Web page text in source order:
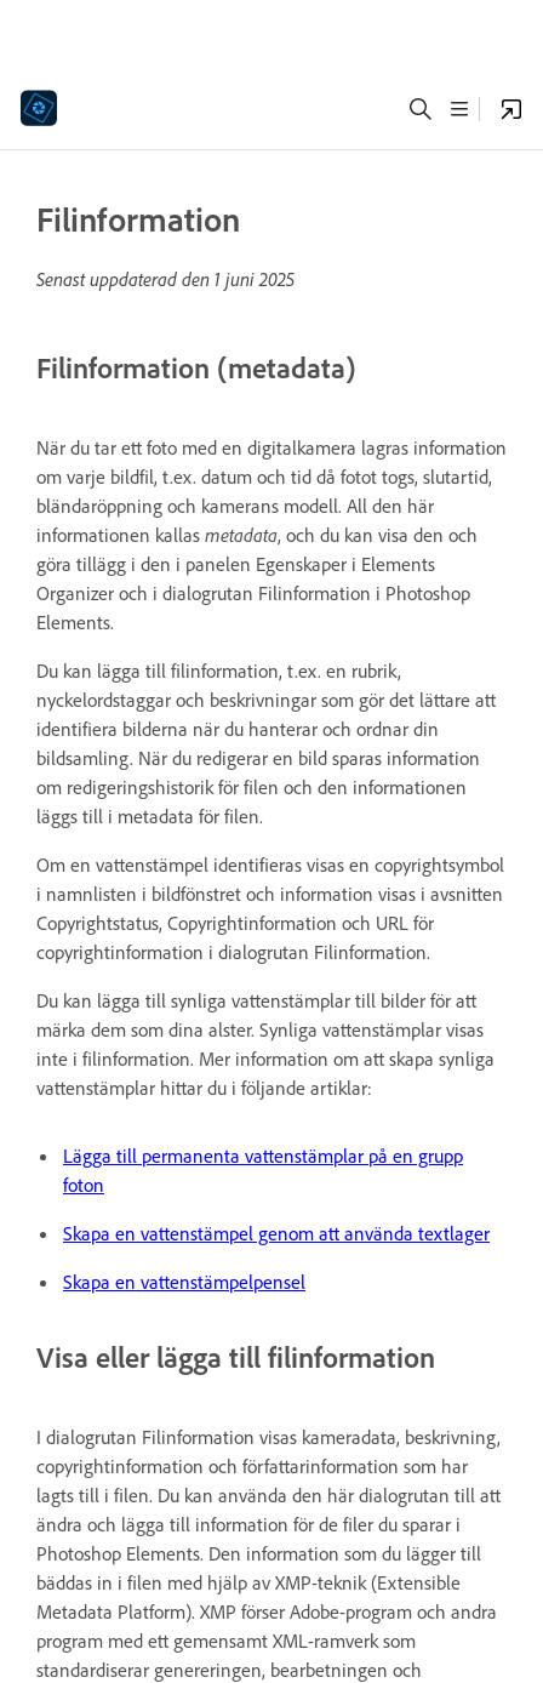
Filinformation
Senast uppdaterad den 1 juni 2025
Filinformation (metadata)
När du tar ett foto med en digitalkamera lagras information
om varje bildfil, t.ex. datum och tid då fotot togs, slutartid,
bländaröppning och kamerans modell. All den här
informationen kallas metadata, och du kan visa den och
göra tillägg i den i panelen Egenskaper i Elements
Organizer och i dialogrutan Filinformation i Photoshop
Elements.
Du kan lägga till filinformation, t.ex. en rubrik,
nyckelordstaggar och beskrivningar som gör det lättare att
identifiera bilderna när du hanterar och ordnar din
bildsamling. När du redigerar en bild sparas information
om redigeringshistorik för filen och den informationen
läggs till i metadata för filen.
Om en vattenstämpel identifieras visas en copyrightsymbol
i namnlisten i bildfönstret och information visas i avsnitten
Copyrightstatus, Copyrightinformation och URL för
copyrightinformation i dialogrutan Filinformation.
Du kan lägga till synliga vattenstämplar till bilder för att
märka dem som dina alster. Synliga vattenstämplar visas
inte i filinformation. Mer information om att skapa synliga
vattenstämplar hittar du i följande artiklar:
Lägga till permanenta vattenstämplar på en grupp
foton
Skapa en vattenstämpel genom att använda textlager
Skapa en vattenstämpelpensel
Visa eller lägga till filinformation
I dialogrutan Filinformation visas kameradata, beskrivning,
copyrightinformation och författarinformation som har
lagts till i filen. Du kan använda den här dialogrutan till att
ändra och lägga till information för de filer du sparar i
Photoshop Elements. Den information som du lägger till
bäddas in i filen med hjälp av XMP-teknik (Extensible
Metadata Platform). XMP förser Adobe-program och andra
program med ett gemensamt XML-ramverk som
standardiserar genereringen, bearbetningen och